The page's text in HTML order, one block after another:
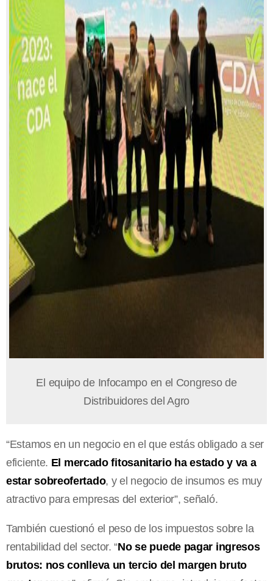
El equipo de Infocampo en el Congreso de
Distribuidores del Agro
“Estamos en un negocio en el que estás obligado a ser
eficiente. El mercado fitosanitario ha estado y va a
estar sobreofertado, y el negocio de insumos es muy
atractivo para empresas del exterior”, señaló.
También cuestionó el peso de los impuestos sobre la
rentabilidad del sector. “No se puede pagar ingresos
brutos: nos conlleva un tercio del margen bruto